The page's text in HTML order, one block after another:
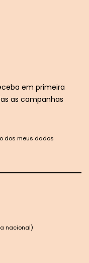
em primeira
as campanhas
dos meus dados
nacional)